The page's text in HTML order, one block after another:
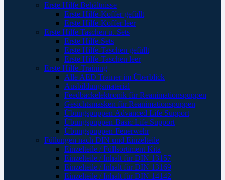
Erste Hilfe Behältnisse
Erste Hilfe-Koffer gefüllt
Erste Hilfe-Koffer leer
Erste Hilfe Taschen u. Sets
Erste Hilfe-Sets
Erste Hilfe-Taschen gefüllt
Erste Hilfe-Taschen leer
Erste Hilfe-Training
Alle AED Trainer im Überblick
Ausbildungsmaterial
Feedbackelektronik für Reanimationspuppen
Gesichtsmasken für Reanimationspuppen
Übungspuppen Advanced Life Support
Übungspuppen Basic Life Support
Übungspuppen Feuerwehr
Füllungen nach DIN und Einzelteile
Einzelteile / Füllsortiment Kita
Einzelteile / Inhalt für DIN 13157
Einzelteile / Inhalt für DIN 13169
Einzelteile / Inhalt für DIN 14142